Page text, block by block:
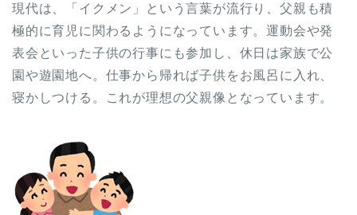
現代は、「イクメン」という言葉が流行り、父親も積
極的に育児に関わるようになっています。運動会や発
表会といった子供の行事にも参加し、休日は家族で公
園や遊園地へ。仕事から帰れば子供をお風呂に入れ、
寝かしつける。これが理想の父親像となっています。